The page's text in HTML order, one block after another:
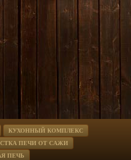
КУХОННЫЙ КОМПЛЕКС
ПЕЧИ ОТ САЖИ
ПЕЧЬ